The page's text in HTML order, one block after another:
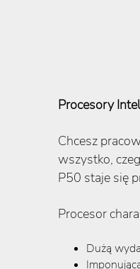
Procesory
Chcesz
wszystko,
P50 staje się
Procesor
Dużą